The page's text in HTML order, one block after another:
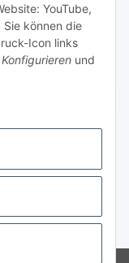
YouTube,
Sie können die
Icon links
Konfigurieren und